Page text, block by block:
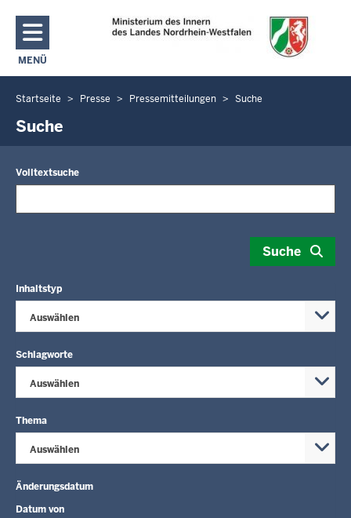
Direkt zum Inhalt
MENÜ
NAVIGATION AKTIVIEREN/DEAKTIVIEREN: MAIN MENU
Sie
befinden
Startseite Presse Pressemitteilungen Suche
Suche
Volltextsuche
Suche
Inhaltstyp
Auswählen
Schlagworte
Auswählen
Thema
Auswählen
Änderungsdatum
Datum von